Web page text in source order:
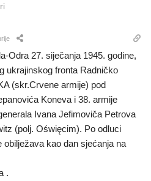
Odra 27. siječanja 1945. godine,
ukrajinskog fronta Radničko
(skr.Crvene armije) pod
Koneva i 38. armije
Ivana Jefimoviča Petrova
(polj. Oświęcim). Po odluci
obilježava kao dan sjećanja na
.